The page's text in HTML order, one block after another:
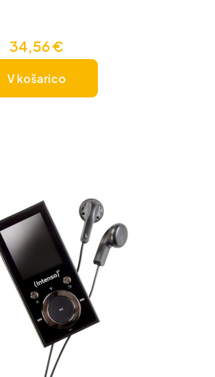
34,56€
V košarico